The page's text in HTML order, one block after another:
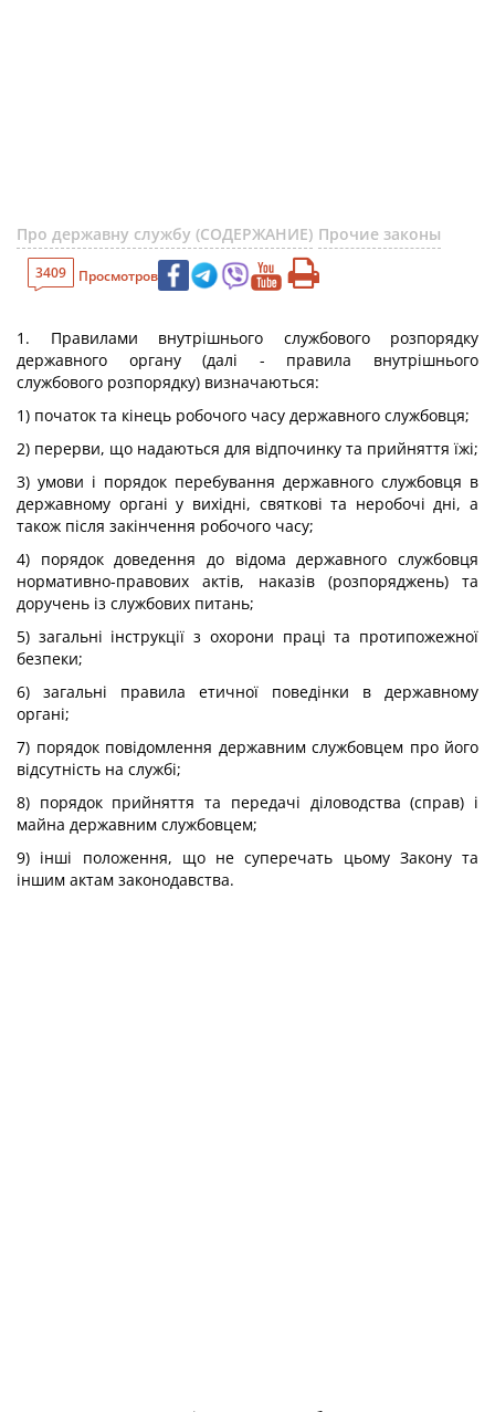
Про державну службу (СОДЕРЖАНИЕ) Прочие законы
3409 Просмотров
1. Правилами внутрішнього службового розпорядку
державного органу (далі - правила внутрішнього
службового розпорядку) визначаються:
1) початок та кінець робочого часу державного службовця;
2) перерви, що надаються для відпочинку та прийняття їжі;
3) умови і порядок перебування державного службовця в
державному органі у вихідні, святкові та неробочі дні, а
також після закінчення робочого часу;
4) порядок доведення до відома державного службовця
нормативно-правових актів, наказів (розпоряджень) та
доручень із службових питань;
5) загальні інструкції з охорони праці та протипожежної
безпеки;
6) загальні правила етичної поведінки в державному
органі;
7) порядок повідомлення державним службовцем про його
відсутність на службі;
8) порядок прийняття та передачі діловодства (справ) і
майна державним службовцем;
9) інші положення, що не суперечать цьому Закону та
іншим актам законодавства.